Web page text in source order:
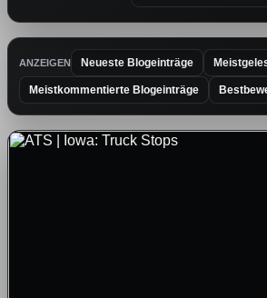
ANZEIGEN Neueste Blogeinträge
Meistkommentierte Blogeinträge